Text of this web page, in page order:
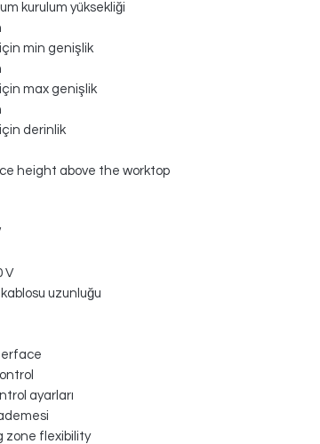
kurulum yüksekliği
min genişlik
max genişlik
derinlik
height above the worktop
V
uzunluğu
ayarları
zone flexibility